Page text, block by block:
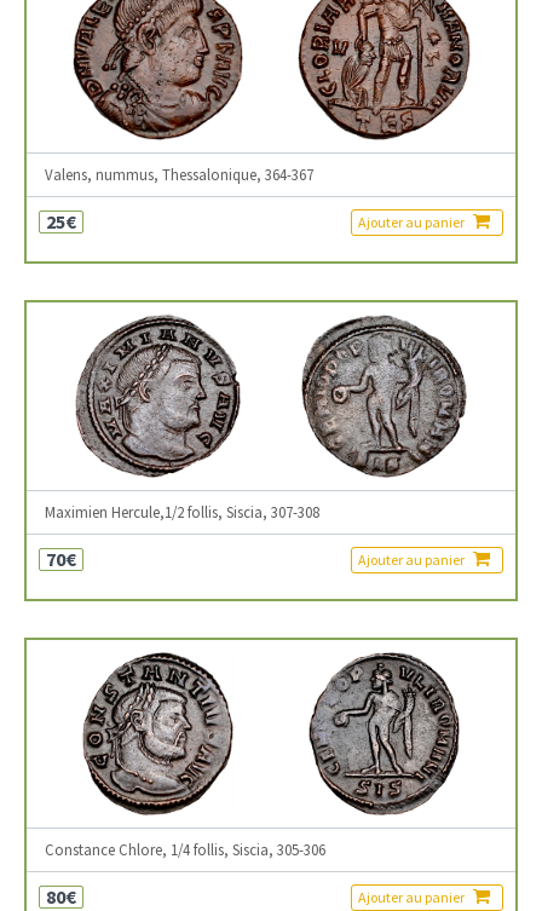
Valens, nummus, Thessalonique, 364-367
25€ Ajouter au panier
Maximien Hercule,1/2 follis, Siscia, 307-308
70€ Ajouter au panier
Constance Chlore, 1/4 follis, Siscia, 305-306
80€ Ajouter au panier